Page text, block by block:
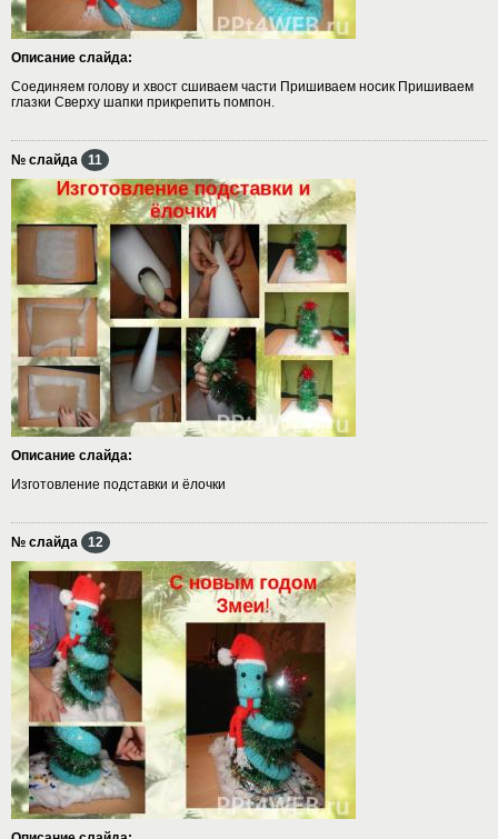
Описание слайда:
Соединяем голову и хвост сшиваем части Пришиваем носик Пришиваем
глазки Сверху шапки прикрепить помпон.
№ слайда 11
Описание слайда:
Изготовление подставки и ёлочки
№ слайда 12